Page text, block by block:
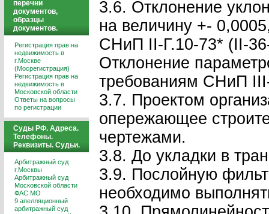
перечни
документов,
образцы
документов.
Регистрация прав на
недвижимость в
г.Москве
(Мосрегистрация)
Регистрация прав на
недвижимость в
Московской области
Ответы на вопросы
по регистрации
Суды РФ. Адреса.
Телефоны.
Реквизиты. Судьи.
Арбитражный суд
г.Москвы
Арбитражный суд
Московской области
ФАС МО
9 апелляционный
арбитражный суд
3.6. Отклонение
на величину +-
СНиП II-Г.10-73* (II-
Отклонение
требованиям СНиП
3.7. Проектом
опережающее
чертежами.
3.8. До укладки в
3.9. Послойную
необходимо